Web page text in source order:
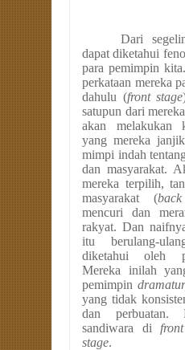
Dari
dapat diketahui
para pemimpin
perkataan mereka
dahulu (front stage
satupun dari
akan melakukan
yang mereka
mimpi indah
dan masyarakat.
mereka terpilih,
masyarakat (
mencuri dan
rakyat. Dan
itu berulang-
diketahui oleh
Mereka inilah
pemimpin
yang tidak
dan perbuatan.
sandiwara di
stage.